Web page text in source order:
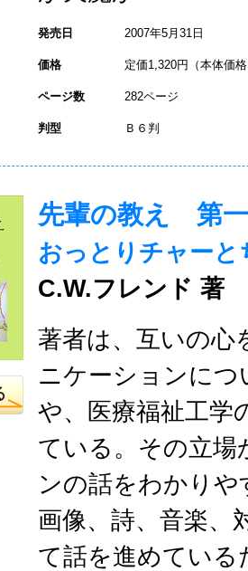
発売日 2007年5月31日
価格 定価1,320円（本体価
ページ数 282ページ
判型 Ｂ６判
先輩の教え 第
おっとりチャー
C.W.フレンド 著
著者は、互いの心
ニケーションにつ
や、医療福祉工学
ている。その立場
ンの話をわかり
画像、詩、音楽、
て話を進めてい